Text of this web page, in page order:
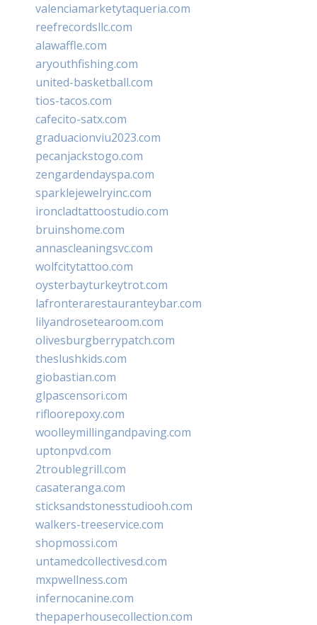
valenciamarketytaqueria.com
reefrecordsllc.com
alawaffle.com
aryouthfishing.com
united-basketball.com
tios-tacos.com
cafecito-satx.com
graduacionviu2023.com
pecanjackstogo.com
zengardendayspa.com
sparklejewelryinc.com
ironcladtattoostudio.com
bruinshome.com
annascleaningsvc.com
wolfcitytattoo.com
oysterbayturkeytrot.com
lafronterarestauranteybar.com
lilyandrosetearoom.com
olivesburgberrypatch.com
theslushkids.com
giobastian.com
glpascensori.com
rifloorepoxy.com
woolleymillingandpaving.com
uptonpvd.com
2troublegrill.com
casateranga.com
sticksandstonesstudiooh.com
walkers-treeservice.com
shopmossi.com
untamedcollectivesd.com
mxpwellness.com
infernocanine.com
thepaperhousecollection.com